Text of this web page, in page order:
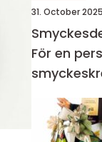
31. October 2025
För en